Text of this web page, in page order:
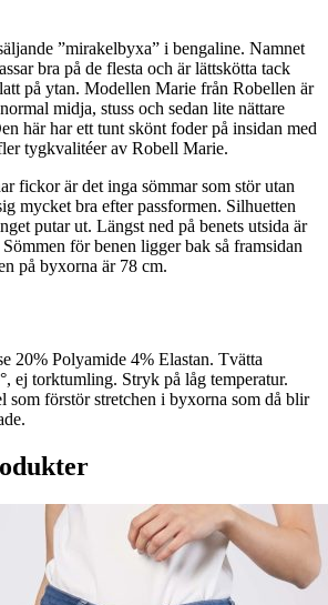
”mirakelbyxa” i bengaline. Namnet
bra på de flesta och är lättskötta tack
på ytan. Modellen Marie från Robellen är
midja, stuss och sedan lite nättare
här har ett tunt skönt foder på insidan med
tygkvalitéer av Robell Marie.
fickor är det inga sömmar som stör utan
mycket bra efter passformen. Silhuetten
putar ut. Längst ned på benets utsida är
för benen ligger bak så framsidan
på byxorna är 78 cm.
20% Polyamide 4% Elastan. Tvätta
ej torktumling. Stryk på låg temperatur.
som förstör stretchen i byxorna som då blir